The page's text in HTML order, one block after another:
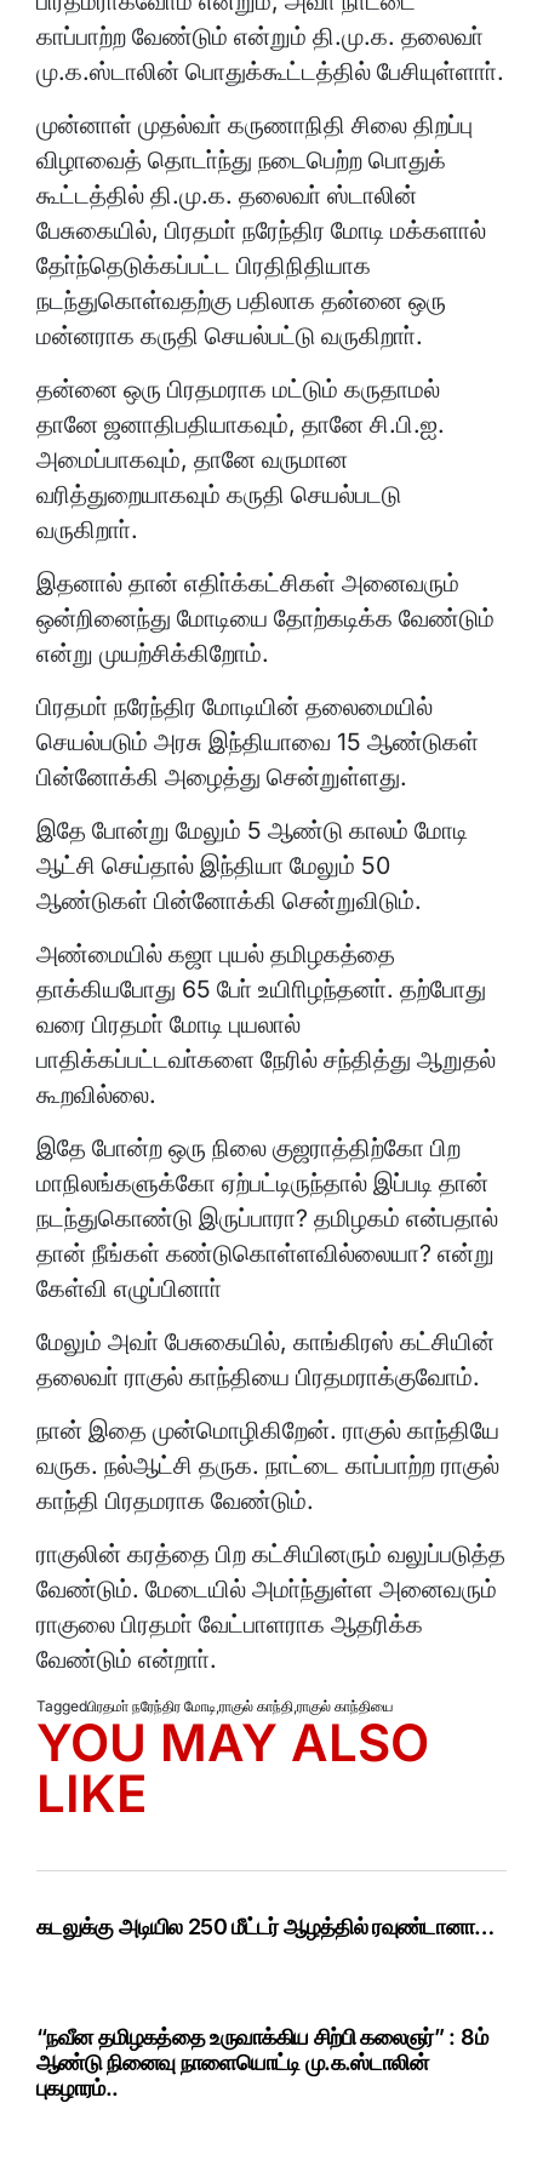
காப்பாற்ற வேண்டும் என்றும் தி.மு.க. தலைவா்
மு.க.ஸ்டாலின் பொதுக்கூட்டத்தில் பேசியுள்ளாா்.
முன்னாள் முதல்வா் கருணாநிதி சிலை திறப்பு
விழாவைத் தொடா்ந்து நடைபெற்ற பொதுக்
கூட்டத்தில் தி.மு.க. தலைவா் ஸ்டாலின்
பேசுகையில், பிரதமா் நரேந்திர மோடி மக்களால்
தோ்ந்தெடுக்கப்பட்ட பிரதிநிதியாக
நடந்துகொள்வதற்கு பதிலாக தன்னை ஒரு
மன்னராக கருதி செயல்பட்டு வருகிறாா்.
தன்னை ஒரு பிரதமராக மட்டும் கருதாமல்
தானே ஜனாதிபதியாகவும், தானே சி.பி.ஐ.
அமைப்பாகவும், தானே வருமான
வரித்துறையாகவும் கருதி செயல்படடு
வருகிறாா்.
இதனால் தான் எதிா்க்கட்சிகள் அனைவரும்
ஒன்றினைந்து மோடியை தோற்கடிக்க வேண்டும்
என்று முயற்சிக்கிறோம்.
பிரதமா் நரேந்திர மோடியின் தலைமையில்
செயல்படும் அரசு இந்தியாவை 15 ஆண்டுகள்
பின்னோக்கி அழைத்து சென்றுள்ளது.
இதே போன்று மேலும் 5 ஆண்டு காலம் மோடி
ஆட்சி செய்தால் இந்தியா மேலும் 50
ஆண்டுகள் பின்னோக்கி சென்றுவிடும்.
அண்மையில் கஜா புயல் தமிழகத்தை
தாக்கியபோது 65 போ் உயிாிழந்தனா். தற்போது
வரை பிரதமா் மோடி புயலால்
பாதிக்கப்பட்டவா்களை நேரில் சந்தித்து ஆறுதல்
கூறவில்லை.
இதே போன்ற ஒரு நிலை குஜராத்திற்கோ பிற
மாநிலங்களுக்கோ ஏற்பட்டிருந்தால் இப்படி தான்
நடந்துகொண்டு இருப்பாரா? தமிழகம் என்பதால்
தான் நீங்கள் கண்டுகொள்ளவில்லையா? என்று
கேள்வி எழுப்பினாா்
மேலும் அவா் பேசுகையில், காங்கிரஸ் கட்சியின்
தலைவா் ராகுல் காந்தியை பிரதமராக்குவோம்.
நான் இதை முன்மொழிகிறேன். ராகுல் காந்தியே
வருக. நல்ஆட்சி தருக. நாட்டை காப்பாற்ற ராகுல்
காந்தி பிரதமராக வேண்டும்.
ராகுலின் கரத்தை பிற கட்சியினரும் வலுப்படுத்த
வேண்டும். மேடையில் அமா்ந்துள்ள அனைவரும்
ராகுலை பிரதமா் வேட்பாளராக ஆதரிக்க
வேண்டும் என்றாா்.
Taggedபிரதமா் நரேந்திர மோடி,ராகுல் காந்தி,ராகுல் காந்தியை
YOU MAY ALSO
LIKE
கடலுக்கு அடியில 250 மீட்டர் ஆழத்தில் ரவுண்டானா…
“நவீன தமிழகத்தை உருவாக்கிய சிற்பி கலைஞர்” : 8ம்
ஆண்டு நினைவு நாளையொட்டி மு.க.ஸ்டாலின்
புகழாரம்..